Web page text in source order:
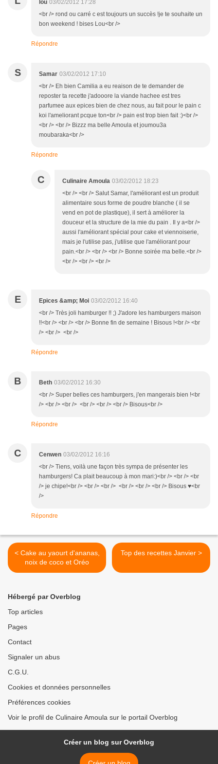
lou 03/02/2012 17:28
<br /> rond ou carré c est toujours un succès !je te souhaite un
bon weekend ! bises Lou<br />
Répondre
S Samar 03/02/2012 17:10
<br /> Eh bien Camilia a eu reaison de te demander de
reposter ta recette j'adooore la viande hachee est tres
parfumee aux epices bien de chez nous, au fait pour le pain c
koi l'ameliorant pcque ton<br /> pain est trop bien fait :)<br />
<br /> <br /> Bizzz ma belle Amoula et joumou3a
moubaraka<br />
Répondre
C Culinaire Amoula 03/02/2012 18:23
<br /> <br /> Salut Samar, l'améliorant est un produit
alimentaire sous forme de poudre blanche ( il se
vend en pot de plastique), il sert à améliorer la
douceur et la structure de la mie du pain . Il y a<br />
aussi l'améliorant spécial pour cake et viennoiserie,
mais je l'utilise pas, j'utilise que l'améliorant pour
pain.<br /> <br /> <br /> Bonne soirée ma belle.<br />
<br /> <br /> <br />
E Epices &amp; Moi 03/02/2012 16:40
<br /> Très joli hamburger !! ;) J'adore les hamburgers maison
!!<br /> <br /> <br /> Bonne fin de semaine ! Bisous !<br /> <br
/> <br /> <br />
Répondre
B Beth 03/02/2012 16:30
<br /> Super belles ces hamburgers, j'en mangerais bien !<br
/> <br /> <br /> <br /> <br /> <br /> Bisous<br />
Répondre
C Cenwen 03/02/2012 16:16
<br /> Tiens, voilà une façon très sympa de présenter les
hamburgers! Ca plait beaucoup à mon mari:)<br /> <br /> <br
/> je chipe!<br /> <br /> <br /> <br /> <br /> <br /> Bisous ♥<br
/>
Répondre
< Cake au yaourt d'ananas,
noix de coco et Oréo
Top des recettes Janvier >
Hébergé par Overblog
Top articles
Pages
Contact
Signaler un abus
C.G.U.
Cookies et données personnelles
Préférences cookies
Voir le profil de Culinaire Amoula sur le portail Overblog
Créer un blog sur Overblog